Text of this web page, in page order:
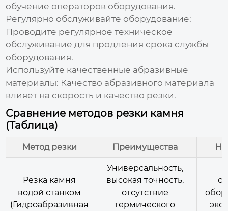
обучение операторов оборудования.
Регулярно обслуживайте оборудование:
Проводите регулярное техническое
обслуживание для продления срока службы
оборудования.
Используйте качественные абразивные
материалы: Качество абразивного материала
влияет на скорость и качество резки.
Сравнение методов резки камня
(Таблица)
Метод резки Преимущества
Резка камня
водой станком
(Гидроабразивная
Универсальность,
высокая точность,
отсутствие
термического